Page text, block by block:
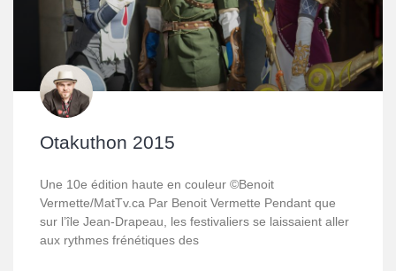
Otakuthon 2015
Une 10e édition haute en couleur ©Benoit
Vermette/MatTv.ca Par Benoit Vermette Pendant que
sur l’île Jean-Drapeau, les festivaliers se laissaient aller
aux rythmes frénétiques des